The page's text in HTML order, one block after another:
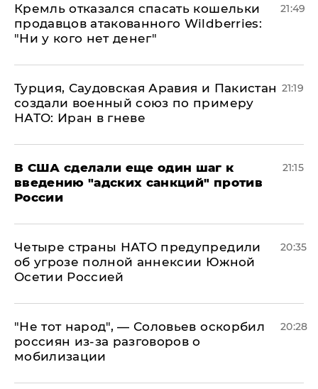
Кремль отказался спасать кошельки
продавцов атакованного Wildberries:
"Ни у кого нет денег"
21:49
Турция, Саудовская Аравия и Пакистан
создали военный союз по примеру
НАТО: Иран в гневе
21:19
В США сделали еще один шаг к
введению "адских санкций" против
России
21:15
Четыре страны НАТО предупредили
об угрозе полной аннексии Южной
Осетии Россией
20:35
​"Не тот народ", — Соловьев оскорбил
россиян из-за разговоров о
мобилизации
20:28